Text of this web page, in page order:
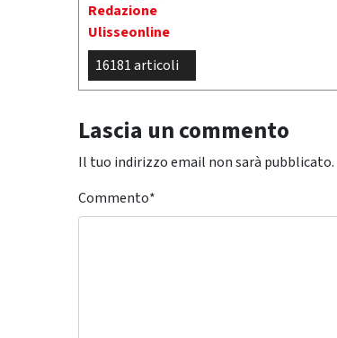
Redazione
Ulisseonline
16181 articoli
Lascia un commento
Il tuo indirizzo email non sarà pubblicato.
Commento*